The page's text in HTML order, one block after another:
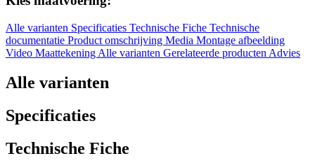
Alle varianten Specificaties Technische Fiche Technische
documentatie Product omschrijving Media Montage afbeelding
Video Maattekening Alle varianten Gerelateerde producten Advies
Alle varianten
Specificaties
Technische Fiche